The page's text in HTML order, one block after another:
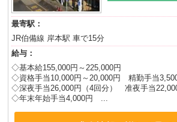
最寄駅：
JR伯備線 岸本駅 車で15分
給与：
◇基本給155,000円～225,000円
◇資格手当10,000円～20,000円 精勤手当
◇深夜手当26,000円（4回分） 准夜手当22,000
◇年末年始手当4,000円 ...